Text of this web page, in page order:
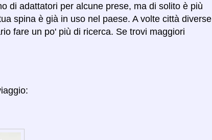
di adattatori per alcune prese, ma di solito è più
spina è già in uso nel paese. A volte città diverse
fare un po' più di ricerca. Se trovi maggiori